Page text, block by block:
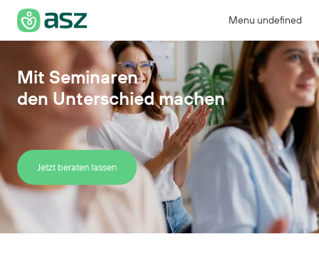
Menu undefined
Mit Seminaren
den Unterschied machen
Jetzt beraten lassen